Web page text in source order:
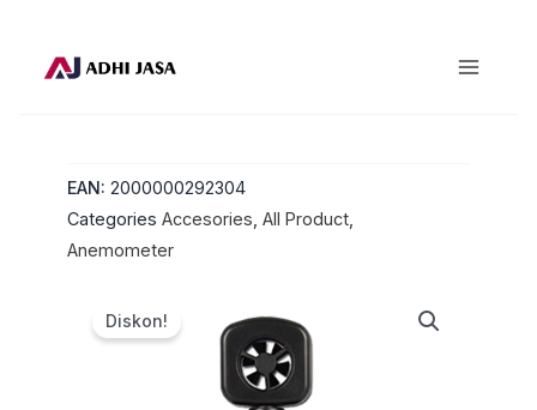
EAN: 2000000292304
Categories Accesories All Product
Anemometer
Diskon!